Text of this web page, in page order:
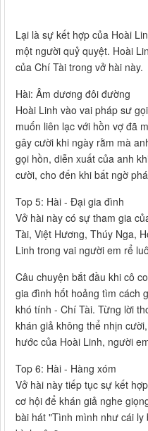
Lại là sự kết hợp của Hoài
một người quỷ quyệt. Hoài
của Chí Tài trong vở hài này.
Hài: Âm dương đôi đường
Hoài Linh vào vai pháp sư
muốn liên lạc với hồn vợ đã
gây cười khi ngày rằm mà
gọi hồn, diễn xuất của anh
cười, cho đến khi bất ngờ
Top 5: Hài - Đại gia đình
Vở hài này có sự tham gia
Tài, Việt Hương, Thúy Nga,
Linh trong vai người em rể
Câu chuyện bắt đầu khi cô
gia đình hốt hoảng tìm cách
khó tính - Chí Tài. Từng lời
khán giả không thể nhịn
hước của Hoài Linh, người
Top 6: Hài - Hàng xóm
Vở hài này tiếp tục sự kết
cơ hội để khán giả nghe
bài hát "Tình mình như cái ly